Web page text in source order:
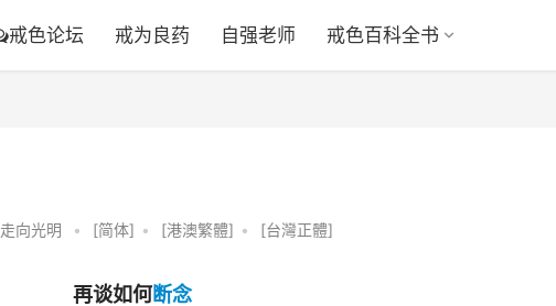
戒色论坛 戒为良药 自强老师 戒色百科全书
走向光明 • [简体] • [港澳繁體] •
[台灣正體]
再谈如何断念